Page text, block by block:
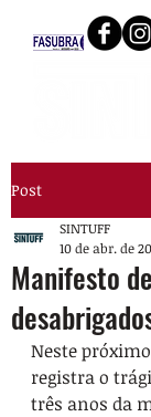
Post
Manifesto
SINTUFF
10 de abr. de
Neste
registra o
três anos da